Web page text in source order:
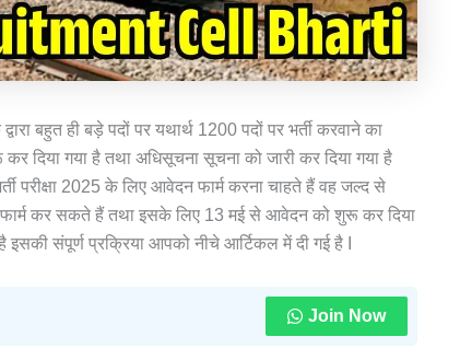
बहुत ही बड़े पदों पर यथार्थ 1200 पदों पर भर्ती करवाने का
दिया गया है तथा अधिसूचना सूचना को जारी कर दिया गया है
परीक्षा 2025 के लिए आवेदन फार्म करना चाहते हैं वह जल्द से
कर सकते हैं तथा इसके लिए 13 मई से आवेदन को शुरू कर दिया
संपूर्ण प्रक्रिया आपको नीचे आर्टिकल में दी गई है I
Join Now